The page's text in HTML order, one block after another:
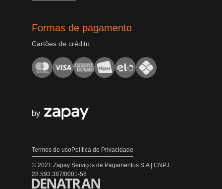
Formas de pagamento
Cartões de crédito
by
Termos de usoPolítica de Privacidade
© 2021 Zapay Serviços de Pagamentos S.A | CNPJ
28.593.387/0001-56